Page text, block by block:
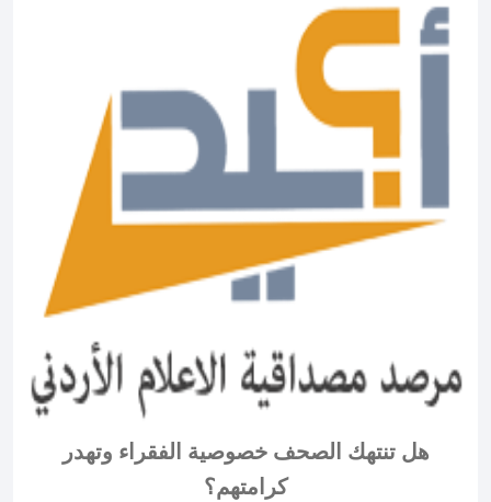
هل تنتهك الصحف خصوصية الفقراء وتهدر
كرامتهم؟